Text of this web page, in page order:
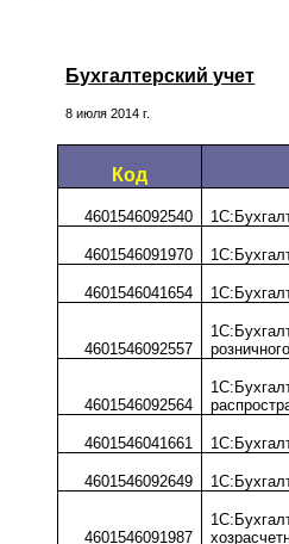
Бухгалтерский учет
8 июля 2014 г.
Код
4601546092540
4601546091970
4601546041654
4601546092557
4601546092564
4601546041661
4601546092649
4601546091987